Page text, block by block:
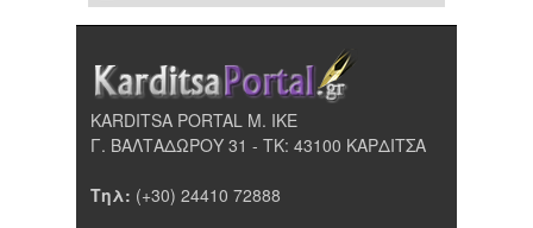
KARDITSA PORTAL Μ. ΙΚΕ
Γ. ΒΑΛΤΑΔΩΡΟΥ 31 - ΤΚ: 43100 ΚΑΡΔΙΤΣΑ
Τηλ: (+30) 24410 72888